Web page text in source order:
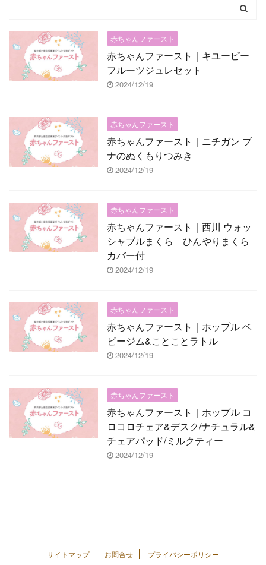
赤ちゃんファースト
赤ちゃんファースト｜キユーピー
フルーツジュレセット
2024/12/19
赤ちゃんファースト
赤ちゃんファースト｜ニチガン ブ
ナのぬくもりつみき
2024/12/19
赤ちゃんファースト
赤ちゃんファースト｜西川 ウォッ
シャブルまくら ひんやりまくら
カバー付
2024/12/19
赤ちゃんファースト
赤ちゃんファースト｜ホップル ベ
ビージム&ことことラトル
2024/12/19
赤ちゃんファースト
赤ちゃんファースト｜ホップル コ
ロコロチェア&デスク/ナチュラル&
チェアパッド/ミルクティー
2024/12/19
サイトマップ お問合せ プライバシーポリシー